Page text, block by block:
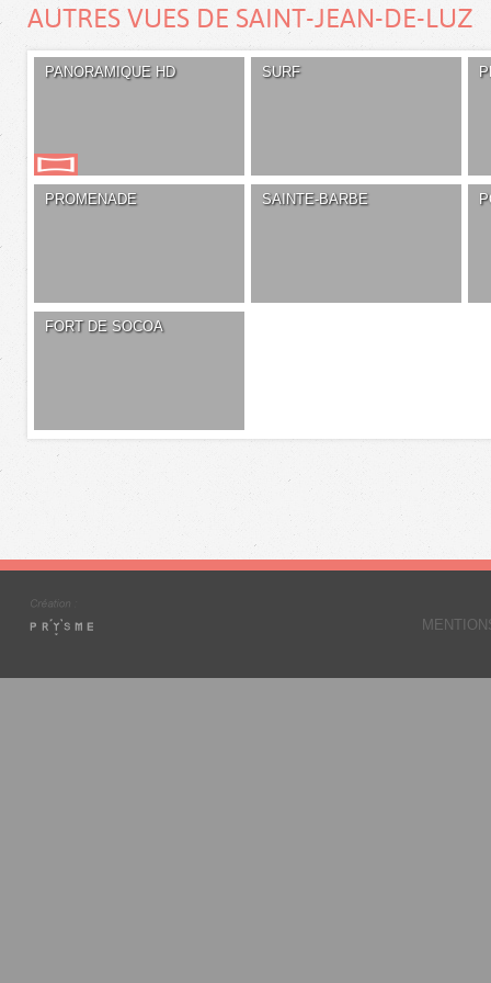
AUTRES VUES DE SAINT-JEAN-DE-LUZ
PANORAMIQUE HD SURF
PROMENADE SAINTE-BARBE
FORT DE SOCOA